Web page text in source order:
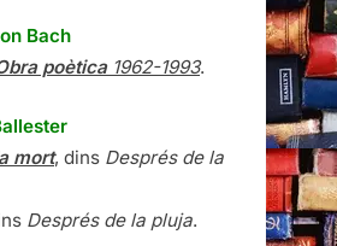
Bach
poètica1962-1993.
mort, dins Després de la
Després de la pluja.